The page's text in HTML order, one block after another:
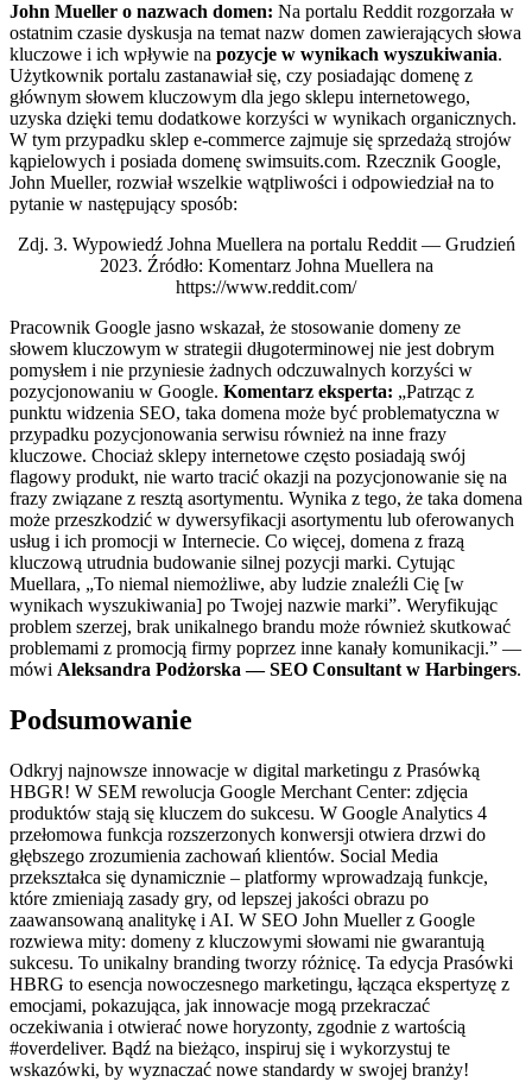
John Mueller o nazwach domen: Na portalu Reddit rozgorzała w
ostatnim czasie dyskusja na temat nazw domen zawierających słowa
kluczowe i ich wpływie na pozycje w wynikach wyszukiwania.
Użytkownik portalu zastanawiał się, czy posiadając domenę z
głównym słowem kluczowym dla jego sklepu internetowego,
uzyska dzięki temu dodatkowe korzyści w wynikach organicznych.
W tym przypadku sklep e-commerce zajmuje się sprzedażą strojów
kąpielowych i posiada domenę swimsuits.com. Rzecznik Google,
John Mueller, rozwiał wszelkie wątpliwości i odpowiedział na to
pytanie w następujący sposób:
Zdj. 3. Wypowiedź Johna Muellera na portalu Reddit — Grudzień
2023. Źródło: Komentarz Johna Muellera na
https://www.reddit.com/
Pracownik Google jasno wskazał, że stosowanie domeny ze
słowem kluczowym w strategii długoterminowej nie jest dobrym
pomysłem i nie przyniesie żadnych odczuwalnych korzyści w
pozycjonowaniu w Google. Komentarz eksperta: „Patrząc z
punktu widzenia SEO, taka domena może być problematyczna w
przypadku pozycjonowania serwisu również na inne frazy
kluczowe. Chociaż sklepy internetowe często posiadają swój
flagowy produkt, nie warto tracić okazji na pozycjonowanie się na
frazy związane z resztą asortymentu. Wynika z tego, że taka domena
może przeszkodzić w dywersyfikacji asortymentu lub oferowanych
usług i ich promocji w Internecie. Co więcej, domena z frazą
kluczową utrudnia budowanie silnej pozycji marki. Cytując
Muellara, „To niemal niemożliwe, aby ludzie znaleźli Cię [w
wynikach wyszukiwania] po Twojej nazwie marki”. Weryfikując
problem szerzej, brak unikalnego brandu może również skutkować
problemami z promocją firmy poprzez inne kanały komunikacji.” —
mówi Aleksandra Podżorska — SEO Consultant w Harbingers.
Podsumowanie
Odkryj najnowsze innowacje w digital marketingu z Prasówką
HBGR! W SEM rewolucja Google Merchant Center: zdjęcia
produktów stają się kluczem do sukcesu. W Google Analytics 4
przełomowa funkcja rozszerzonych konwersji otwiera drzwi do
głębszego zrozumienia zachowań klientów. Social Media
przekształca się dynamicznie – platformy wprowadzają funkcje,
które zmieniają zasady gry, od lepszej jakości obrazu po
zaawansowaną analitykę i AI. W SEO John Mueller z Google
rozwiewa mity: domeny z kluczowymi słowami nie gwarantują
sukcesu. To unikalny branding tworzy różnicę. Ta edycja Prasówki
HBRG to esencja nowoczesnego marketingu, łącząca ekspertyzę z
emocjami, pokazująca, jak innowacje mogą przekraczać
oczekiwania i otwierać nowe horyzonty, zgodnie z wartością
#overdeliver. Bądź na bieżąco, inspiruj się i wykorzystuj te
wskazówki, by wyznaczać nowe standardy w swojej branży!